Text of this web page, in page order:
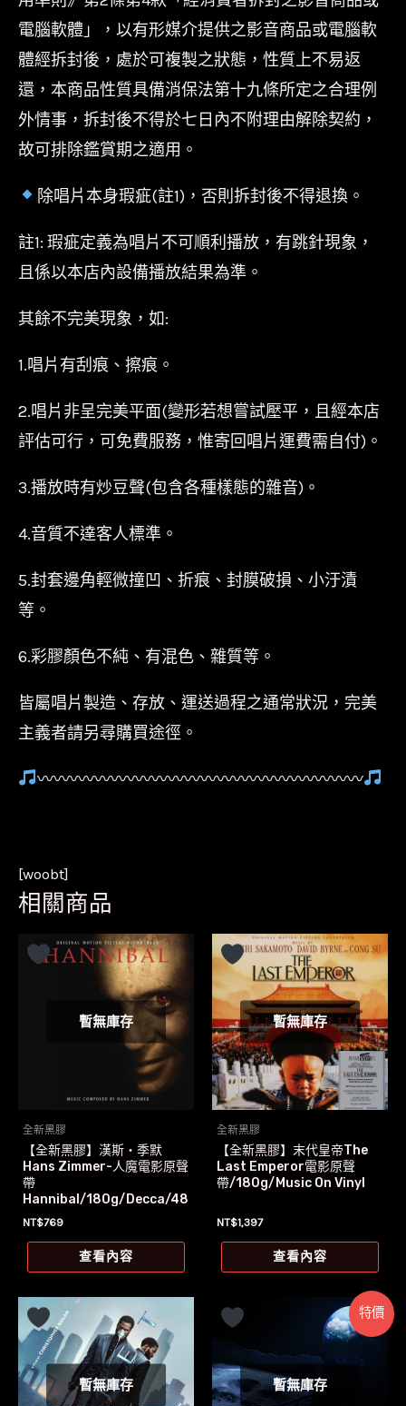
電腦軟體」，以有形媒介提供之影音商品或電腦軟
體經拆封後，處於可複製之狀態，性質上不易返
還，本商品性質具備消保法第十九條所定之合理例
外情事，拆封後不得於七日內不附理由解除契約，
故可排除鑑賞期之適用。
除唱片本身瑕疵(註1)，否則拆封後不得退換。
註1: 瑕疵定義為唱片不可順利播放，有跳針現象，
且係以本店內設備播放結果為準。
其餘不完美現象，如:
1.唱片有刮痕、擦痕。
2.唱片非呈完美平面(變形若想嘗試壓平，且經本店
評估可行，可免費服務，惟寄回唱片運費需自付)。
3.播放時有炒豆聲(包含各種樣態的雜音)。
4.音質不達客人標準。
5.封套邊角輕微撞凹、折痕、封膜破損、小汙漬
等。
6.彩膠顏色不純、有混色、雜質等。
皆屬唱片製造、存放、運送過程之通常狀況，完美
主義者請另尋購買途徑。
〰〰〰〰〰〰〰〰〰〰〰〰〰〰〰〰〰〰〰〰
[woobt]
相關商品
暫無庫存
全新黑膠
【全新黑膠】漢斯‧季默
Hans Zimmer-人魔電影原聲
帶
Hannibal/180g/Decca/48
3 2130
NT$769
查看內容
暫無庫存
全新黑膠
【全新黑膠】末代皇帝The
Last Emperor電影原聲
帶/180g/Music On Vinyl
NT$1,397
查看內容
暫無庫存
特價
暫無庫存